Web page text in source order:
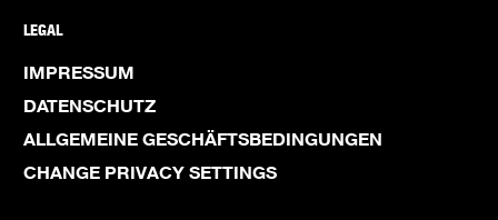
LEGAL
IMPRESSUM
DATENSCHUTZ
ALLGEMEINE GESCHÄFTSBEDINGUNGEN
CHANGE PRIVACY SETTINGS